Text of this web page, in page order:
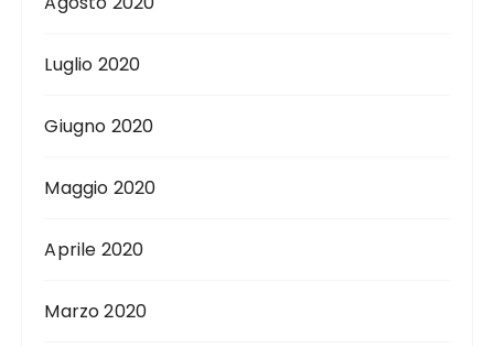
Luglio 2020
Giugno 2020
Maggio 2020
Aprile 2020
Marzo 2020